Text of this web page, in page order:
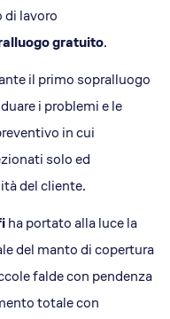
di lavoro
gratuito.
il primo sopralluogo
i problemi e le
in cui
solo ed
del cliente.
ha portato alla luce la
del manto di copertura
falde con pendenza
totale con